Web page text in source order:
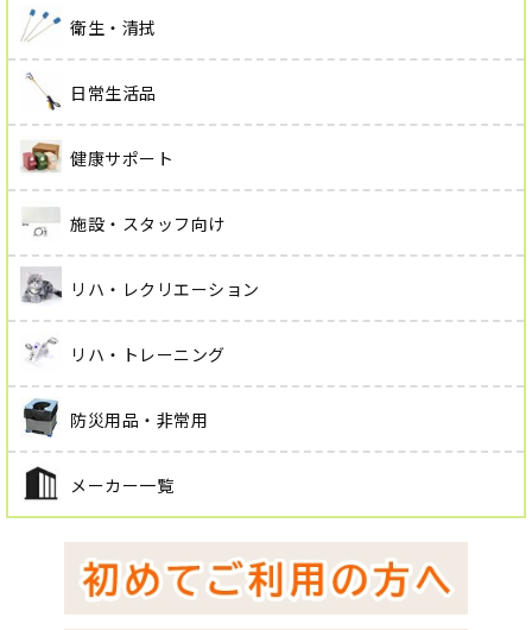
衛生・清拭
日常生活品
健康サポート
施設・スタッフ向け
リハ・レクリエーション
リハ・トレーニング
防災用品・非常用
メーカー一覧